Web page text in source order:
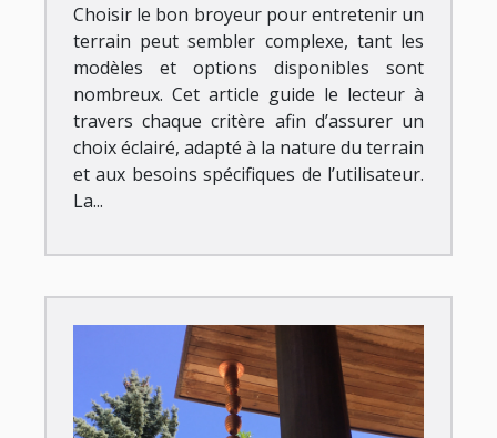
Choisir le bon broyeur pour entretenir un
terrain peut sembler complexe, tant les
modèles et options disponibles sont
nombreux. Cet article guide le lecteur à
travers chaque critère afin d’assurer un
choix éclairé, adapté à la nature du terrain
et aux besoins spécifiques de l’utilisateur.
La...